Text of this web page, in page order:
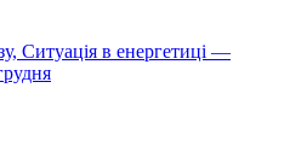
Ситуація в енергетиці —